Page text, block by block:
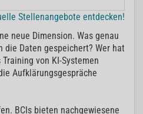
Stellenangebote entdecken!
neue Dimension. Was genau
die Daten gespeichert? Wer hat
von KI-Systemen
Aufklärungsgespräche
BCIs bieten nachgewiesene